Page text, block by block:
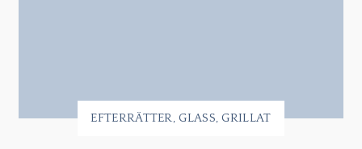
EFTERRÄTTER GLASS GRILLAT